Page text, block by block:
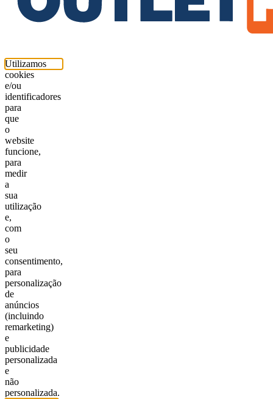
Utilizamos
cookies
e/ou
identificadores
para
que
o
website
funcione,
para
medir
a
sua
utilização
e,
com
o
seu
consentimento,
para
personalização
de
anúncios
(incluindo
remarketing)
e
publicidade
personalizada
e
não
personalizada.